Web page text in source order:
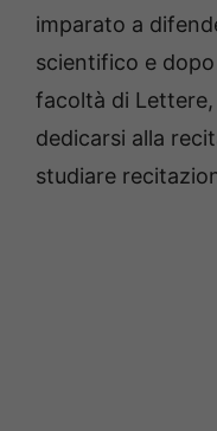
imparato a
scientifico e
facoltà di
dedicarsi alla
studiare